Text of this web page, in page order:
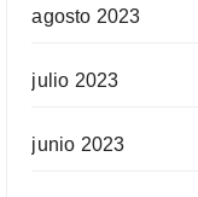
agosto 2023
julio 2023
junio 2023